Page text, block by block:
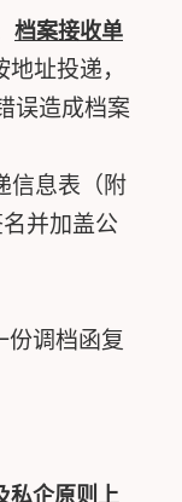
档案接收单
地址投递，
误造成档案
信息表（附
并加盖公
份调档函复
私企原则上